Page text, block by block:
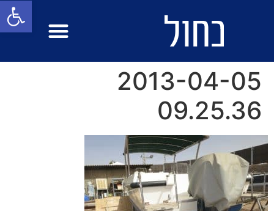
2013-04-05
09.25.36
פתח